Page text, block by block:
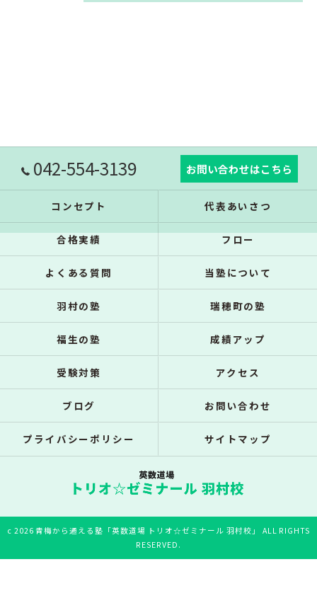
042-554-3139 お問い合わせはこちら
コンセプト 代表あいさつ
合格実績 フロー
よくある質問 当塾について
羽村の塾 瑞穂町の塾
福生の塾 成績アップ
受験対策 アクセス
ブログ お問い合わせ
プライバシーポリシー サイトマップ
c 2026 青梅から通える塾「英数道場 トリオ☆ゼミナール 羽村校」 ALL RIGHTS
RESERVED.